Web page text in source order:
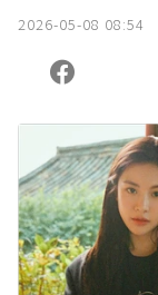
2026-05-08 08:54